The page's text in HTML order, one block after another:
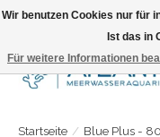
Täglicher Versand. Bestelle bis
Startseite / Blue Plus -
Wir benutzen Cookies nur für
Ist das in
Für weitere Informationen